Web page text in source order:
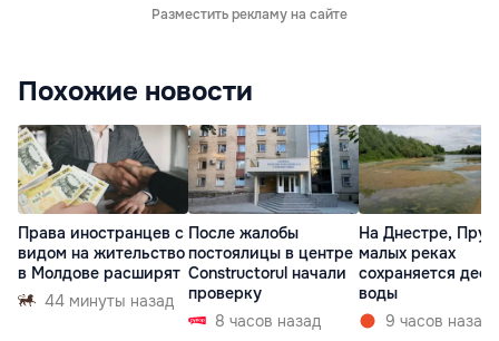
Разместить рекламу на сайте
Похожие новости
Права иностранцев с
видом на жительство
в Молдове расширят
44 минуты назад
После жалобы
постоялицы в центре
Constructorul начали
проверку
8 часов назад
На Днестре,
малых реках
сохраняется
воды
9 часов назад